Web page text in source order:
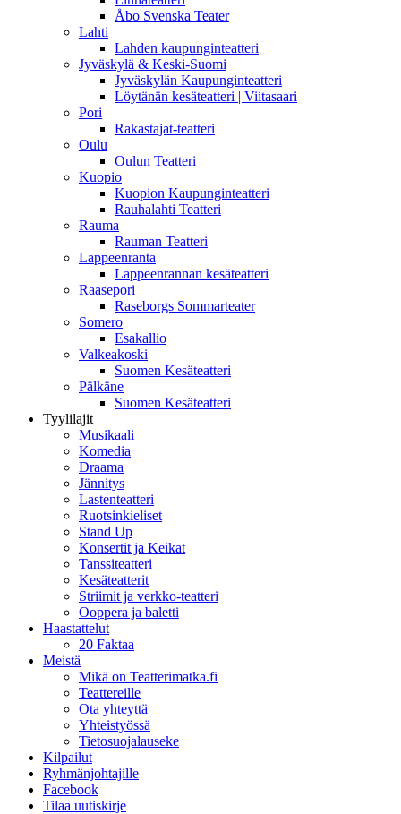
Åbo Svenska Teater
Lahti
Lahden kaupunginteatteri
Jyväskylä & Keski-Suomi
Jyväskylän Kaupunginteatteri
Löytänän kesäteatteri | Viitasaari
Pori
Rakastajat-teatteri
Oulu
Oulun Teatteri
Kuopio
Kuopion Kaupunginteatteri
Rauhalahti Teatteri
Rauma
Rauman Teatteri
Lappeenranta
Lappeenrannan kesäteatteri
Raasepori
Raseborgs Sommarteater
Somero
Esakallio
Valkeakoski
Suomen Kesäteatteri
Pälkäne
Suomen Kesäteatteri
Tyylilajit
Musikaali
Komedia
Draama
Jännitys
Lastenteatteri
Ruotsinkieliset
Stand Up
Konsertit ja Keikat
Tanssiteatteri
Kesäteatterit
Striimit ja verkko-teatteri
Ooppera ja baletti
Haastattelut
20 Faktaa
Meistä
Mikä on Teatterimatka.fi
Teattereille
Ota yhteyttä
Yhteistyössä
Tietosuojalauseke
Kilpailut
Ryhmänjohtajille
Facebook
Tilaa uutiskirje